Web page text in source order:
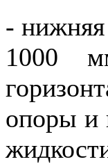
- нижняя
1000
опоры и